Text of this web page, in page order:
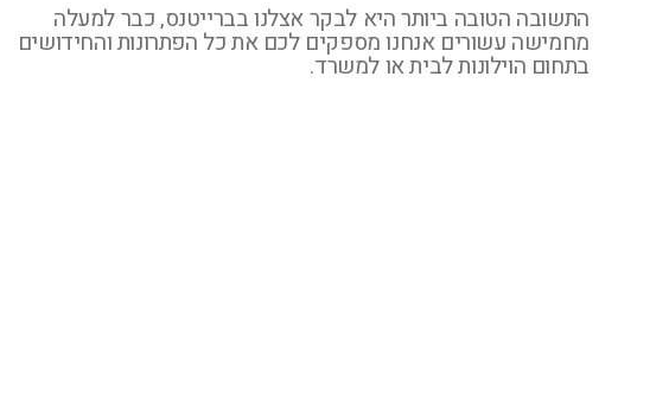
התשובה הטובה ביותר היא לבקר אצלנו בברייטנס, כבר למעלה
מחמישה עשורים אנחנו מספקים לכם את כל הפתרונות והחידושים
בתחום הוילונות לבית או למשרד.